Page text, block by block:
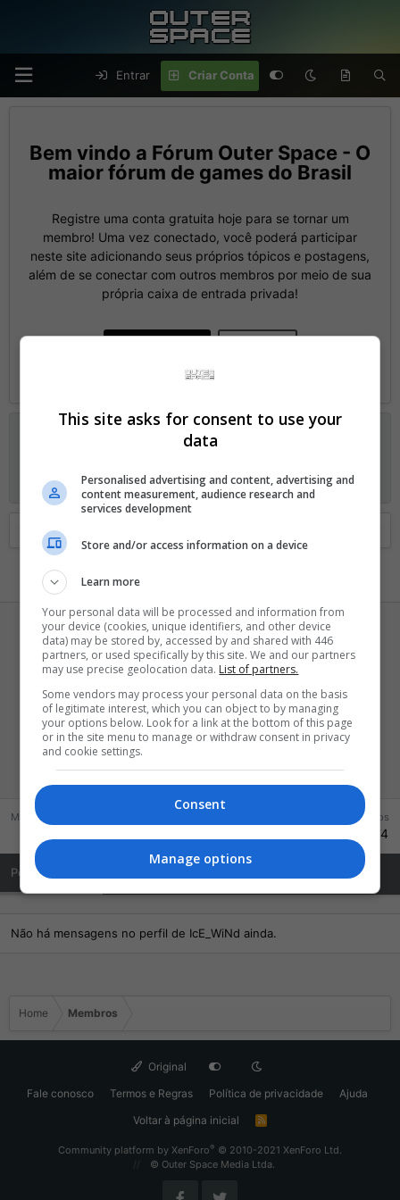
Entrar Criar Conta
Fórum Outer Space - O
maior fórum de games do Brasil
Registre uma conta gratuita hoje para se tornar um
membro! Uma vez conectado, você poderá participar
neste site adicionando seus próprios tópicos e postagens,
além de se conectar com outros membros por meio de sua
própria caixa de entrada privada!
Anunciando os planos GOLD no Fórum Outer Space
Visitante, agora você pode ajudar o Fórum Outer Space e
anúncios
edois temas exclusivos. Veja os detalhesaqui.
Home
IcE_WiNd
Mil pontos, LOL! · de 127.0.0.1
Registrado
Mensagens Pontos
1.474
Posts de Perfil Sobre Mim
Não há mensagens no perfil de IcE_WiNd ainda.
Home Membros
Original
Fale conosco
Termos e Regras Política de privacidade
Ajuda
Voltar à página inicial
R
Community platform by XenForo® © 2010-2021 XenForo Ltd.
© Outer Space Media Ltda.
This site asks for consent to use your
data
Personalised advertising and content, advertising and
content measurement, audience research and
services development
Store and/or access information on a device
Learn more
Your personal data will be processed and information from
your device (cookies, unique identifiers, and other device
data) may be stored by, accessed by and shared with 446
partners, or used specifically by this site. We and our partners
may use precise geolocation data. List of partners.
Some vendors may process your personal data on the basis
of legitimate interest, which you can object to by managing
your options below. Look for a link at the bottom of this page
or in the site menu to manage or withdraw consent in privacy
and cookie settings.
Consent
Manage options